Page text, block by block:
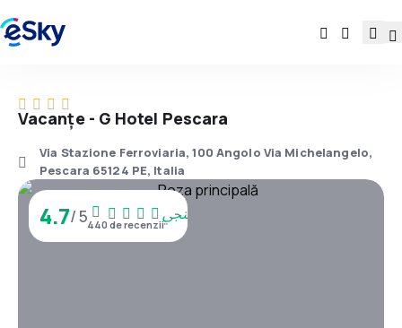
Vacanţe - G Hotel Pescara
Via Stazione Ferroviaria, 100 Angolo Via Michelangelo,
Pescara 65124 PE, Italia
4.7/ 5440 de recenzii